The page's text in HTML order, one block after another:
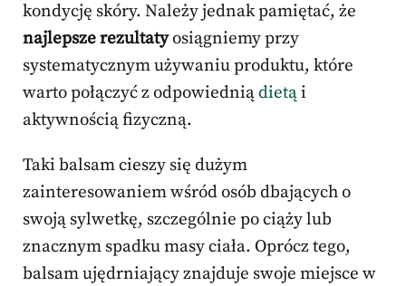
kondycję skóry. Należy jednak pamiętać, że
najlepsze rezultatyosiągniemy przy
systematycznym używaniu produktu, które
warto połączyć z odpowiedniądietąi
aktywnością fizyczną.
Taki balsam cieszy się dużym
zainteresowaniem wśród osób dbających o
swoją sylwetkę, szczególnie po ciąży lub
znacznym spadku masy ciała. Oprócz tego,
balsam ujędrniający znajduje swoje miejsce w